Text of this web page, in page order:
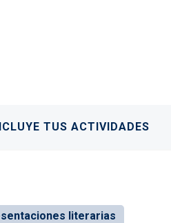
TUS ACTIVIDADES
literarias